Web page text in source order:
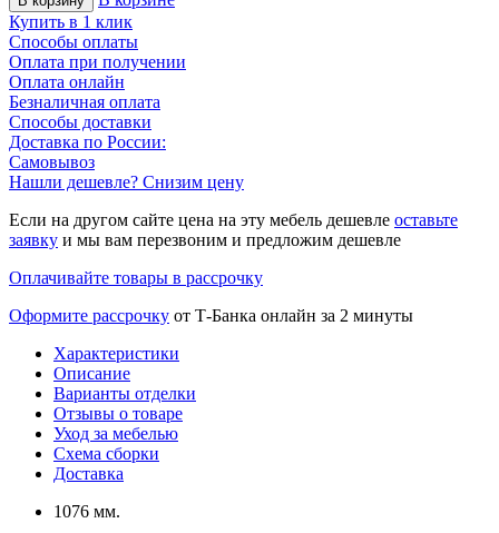
Купить в 1 клик
Способы оплаты
Оплата при получении
Оплата онлайн
Безналичная оплата
Способы доставки
Доставка по России:
Самовывоз
Нашли дешевле? Снизим цену
Если на другом сайте цена на эту мебель дешевле оставьте
заявку и мы вам перезвоним и предложим дешевле
Оплачивайте товары в рассрочку
Оформите рассрочку от Т-Банка онлайн за 2 минуты
Характеристики
Описание
Варианты отделки
Отзывы о товаре
Уход за мебелью
Схема сборки
Доставка
1076 мм.